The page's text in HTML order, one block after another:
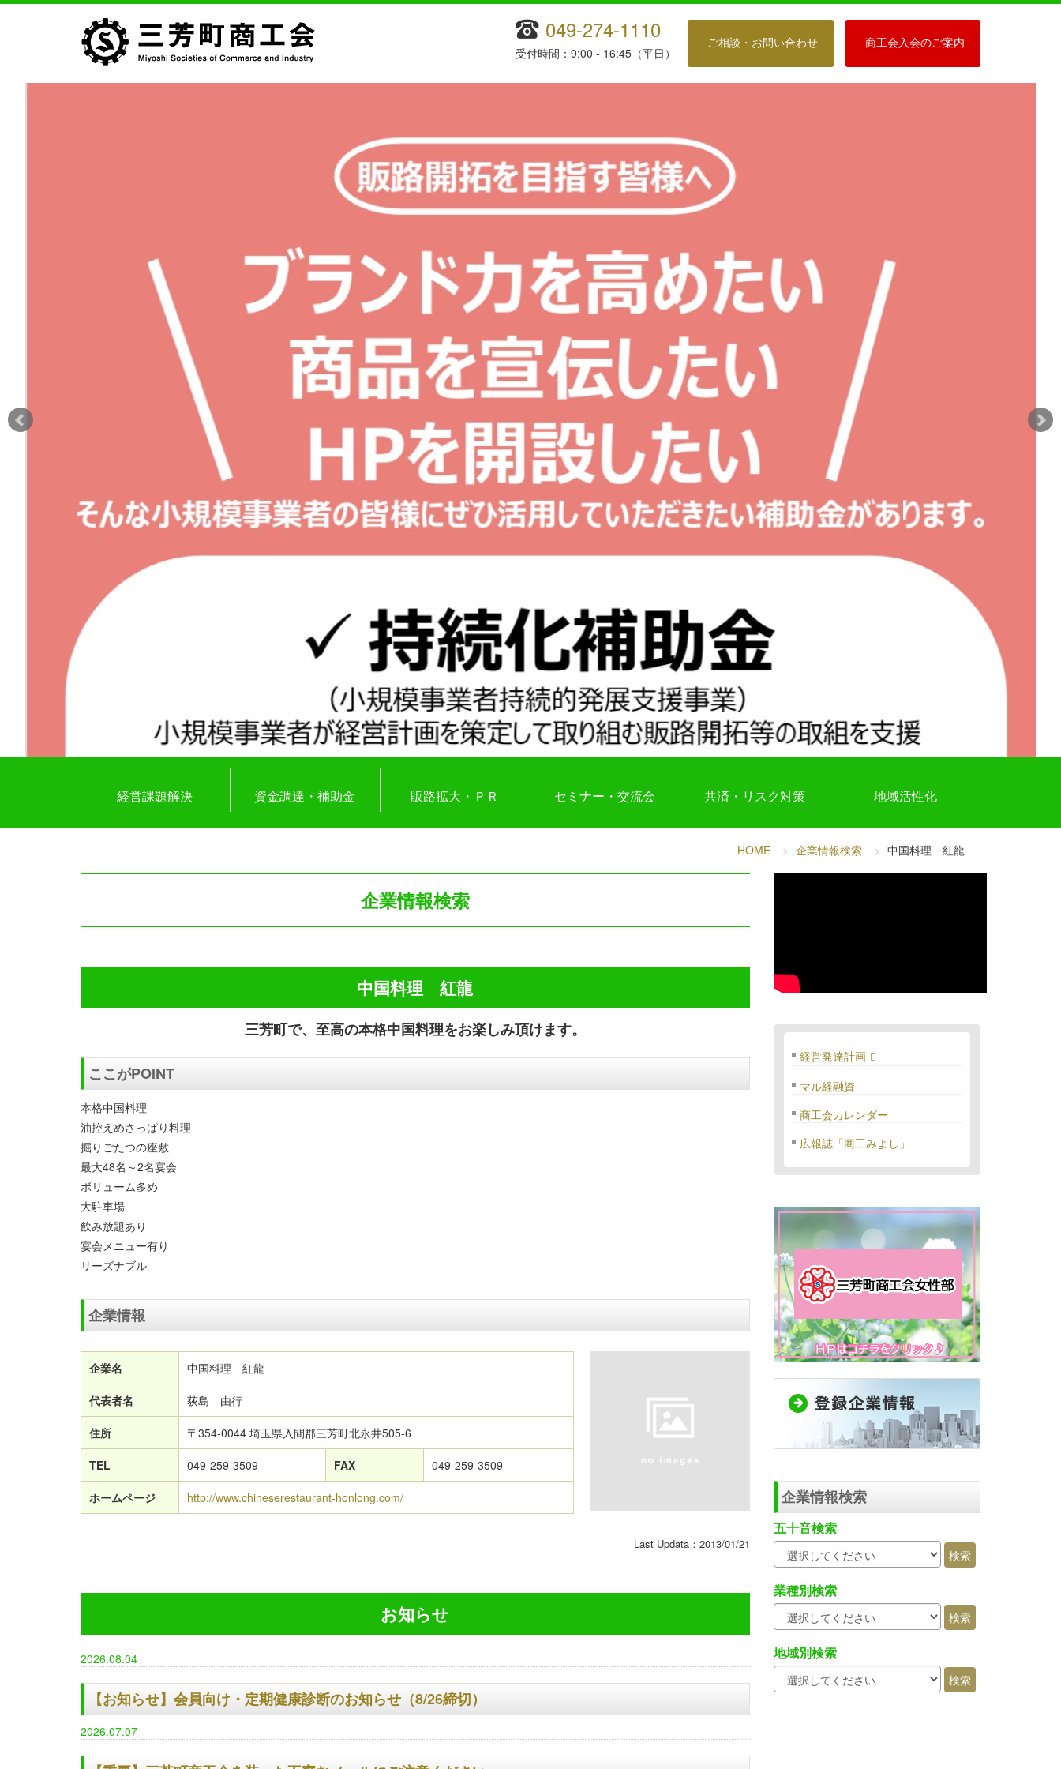
商工会入会のご案内
ご相談・お問い合わせ
049-274-1110
受付時間：9:00 - 16:45（平日）
経営課題解決 資金調達・補助金 販路拡大・ＰＲ セミナー・交流会 共済・リスク対策 地域活性化
HOME 企業情報検索 中国料理 紅龍
企業情報検索
中国料理 紅龍
三芳町で、至高の本格中国料理をお楽しみ頂けます。
ここがPOINT
本格中国料理
油控えめさっぱり料理
掘りごたつの座敷
最大48名～2名宴会
ボリューム多め
大駐車場
飲み放題あり
宴会メニュー有り
リーズナブル
企業情報
企業名 中国料理 紅龍
代表者名 荻島 由行
住所 〒354-0044 埼玉県入間郡三芳町北永井505-6
TEL 049-259-3509 FAX 049-259-3509
ホームページ http://www.chineserestaurant-honlong.com/
Last Updata：2013/01/21
お知らせ
2026.08.04
【お知らせ】会員向け・定期健康診断のお知らせ（8/26締切）
2026.07.07
経営発達計画
マル経融資
商工会カレンダー
広報誌「商工みよし」
企業情報検索
五十音検索
業種別検索
地域別検索